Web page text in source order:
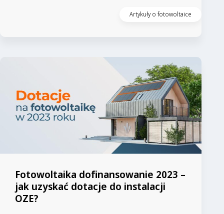
Artykuły o fotowoltaice
Fotowoltaika dofinansowanie 2023 –
jak uzyskać dotacje do instalacji
OZE?